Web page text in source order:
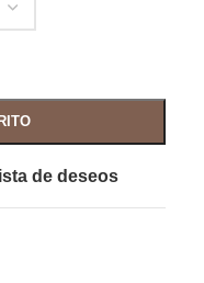
de deseos